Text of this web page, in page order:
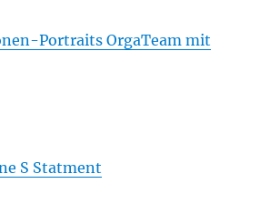
Portraits OrgaTeam mit
S Statment